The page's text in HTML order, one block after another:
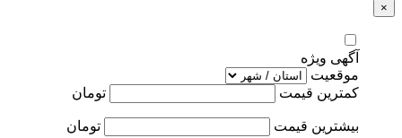
×
آگهی ویژه
موقعیت
کمترین قیمت
تومان
بیشترین قیمت تومان